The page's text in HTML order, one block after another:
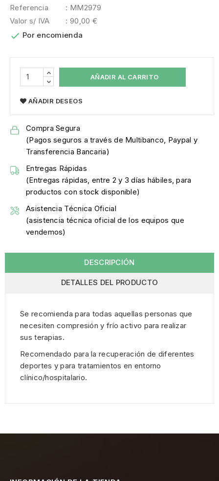
Referencia
: MM2979
Valor s/ IVA
: 90,00 €
 Por encomienda
AÑADIR AL CARRITO
AÑADIR DESEOS
Compra Segura
(Pagos seguros a través de Multibanco, Paypal y
Transferencia Bancaria)
Entregas Rápidas
(Entregas rápidas, entre 2 y 3 días hábiles, para
productos con stock disponible)
Asistencia Técnica Oficial
(asistencia técnica oficial de los equipos que
vendemos)
DESCRIPCIÓN
DETALLES DEL PRODUCTO
Se recomienda para todas aquellas personas que
necesiten compresión y frío activo para realizar
sus terapias.
Recomendado para la recuperación de diferentes
deportes y para tratamientos en entorno
clínico/hospitalario.